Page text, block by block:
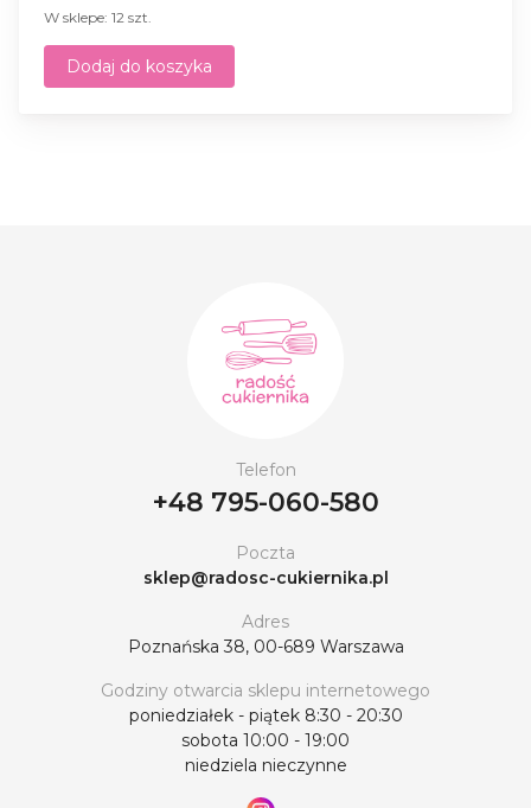
W sklepe: 12 szt.
Dodaj do koszyka
Telefon
+48 795-060-580
Poczta
sklep@radosc-cukiernika.pl
Adres
Poznańska 38, 00-689 Warszawa
Godziny otwarcia sklepu internetowego
poniedziałek - piątek 8:30 - 20:30
sobota 10:00 - 19:00
niedziela nieczynne